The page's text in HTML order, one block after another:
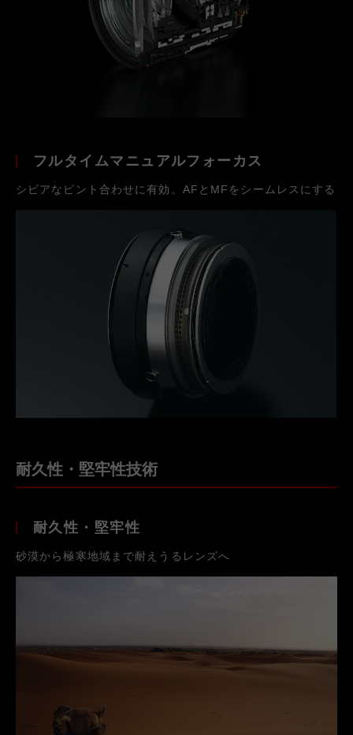
フルタイムマニュアルフォーカス
シビアなピント合わせに有効。AFとMFをシームレスにする
耐久性・堅牢性技術
耐久性・堅牢性
砂漠から極寒地域まで耐えうるレンズへ